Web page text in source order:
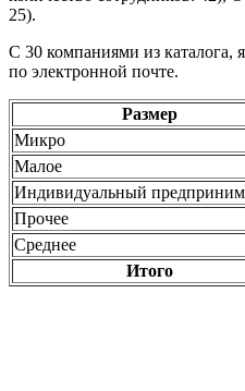
25).
С 30 компаниями из каталога,
по электронной почте.
Размер
Микро
Малое
Индивидуальный
Прочее
Среднее
Итого